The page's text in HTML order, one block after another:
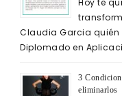
Hoy te
Claudia Garcia quién
Diplomado en
3
eliminarlos